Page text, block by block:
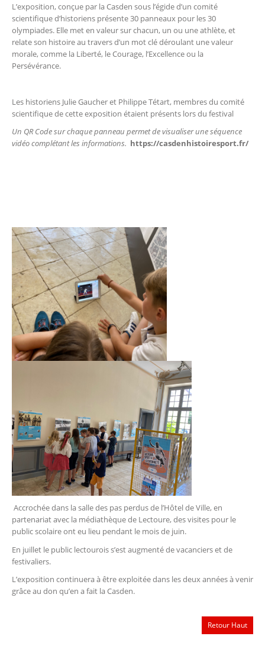
Retour Haut
L’exposition, conçue par la Casden sous l’égide d’un comité
scientifique d’historiens présente 30 panneaux pour les 30
olympiades. Elle met en valeur sur chacun, un ou une athlète, et
relate son histoire au travers d’un mot clé déroulant une valeur
morale, comme la Liberté, le Courage, l’Excellence ou la
Persévérance.
Les historiens Julie Gaucher et Philippe Tétart, membres du comité
scientifique de cette exposition étaient présents lors du festival
Un QR Code sur chaque panneau permet de visualiser une séquence
vidéo complétant les informations. https://casdenhistoiresport.fr/
Accrochée dans la salle des pas perdus de l’Hôtel de Ville, en
partenariat avec la médiathèque de Lectoure, des visites pour le
public scolaire ont eu lieu pendant le mois de juin.
En juillet le public lectourois s’est augmenté de vacanciers et de
festivaliers.
L’exposition continuera à être exploitée dans les deux années à venir
grâce au don qu’en a fait la Casden.